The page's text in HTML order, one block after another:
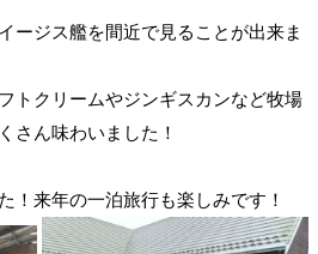
ージス艦を間近で見ることが出来ま
トクリームやジンギスカンなど牧場
さん味わいました！
！来年の一泊旅行も楽しみです！